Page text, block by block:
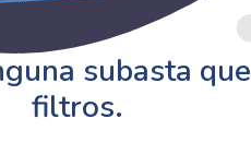
subasta
filtros.